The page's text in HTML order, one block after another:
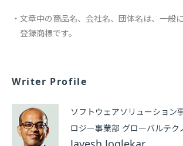
文章中の商品名、会社名、団体名は、一般
登録商標です。
Writer Profile
ソフトウェアソリューション
ロジー事業部 グローバルテク